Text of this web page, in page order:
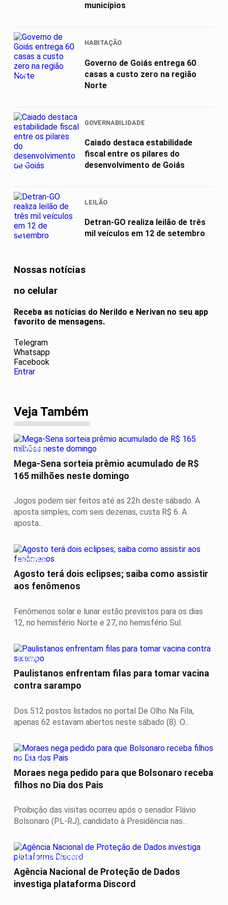
municípios
02
HABITAÇÃO
Governo de Goiás entrega 60
casas a custo zero na região
Norte
03
GOVERNABILIDADE
Caiado destaca estabilidade
fiscal entre os pilares do
desenvolvimento de Goiás
04
LEILÃO
Detran-GO realiza leilão de três
mil veículos em 12 de setembro
Nossas notícias
no celular
Receba as notícias do Nerildo e Nerivan no seu app
favorito de mensagens.
Telegram
Whatsapp
Facebook
Entrar
Veja Também
CIDADES
Mega-Sena sorteia prêmio acumulado de R$
165 milhões neste domingo
Jogos podem ser feitos até as 22h deste sábado. A
aposta simples, com seis dezenas, custa R$ 6. A
aposta...
CIDADES
Agosto terá dois eclipses; saiba como assistir
aos fenômenos
Fenômenos solar e lunar estão previstos para os dias
12, no hemisfério Norte e 27, no hemisfério Sul.
SAÚDE
Paulistanos enfrentam filas para tomar vacina
contra sarampo
Dos 512 postos listados no portal De Olho Na Fila,
apenas 62 estavam abertos neste sábado (8). O...
JUSTIÇA
Moraes nega pedido para que Bolsonaro receba
filhos no Dia dos Pais
Proibição das visitas ocorreu após o senador Flávio
Bolsonaro (PL-RJ), candidato à Presidência nas...
CONTEÚDO PATROCINADO
Agência Nacional de Proteção de Dados
investiga plataforma Discord